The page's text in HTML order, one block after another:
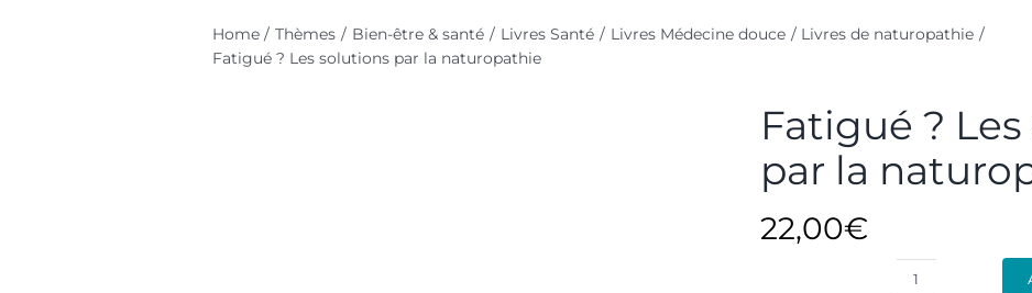
Home Thèmes Bien-être & santé Livres Santé Livres Médecine douce
Livres de naturopathie
Fatigué ? Les solutions par la naturopathie
Fatigué ?
par la
22,00€